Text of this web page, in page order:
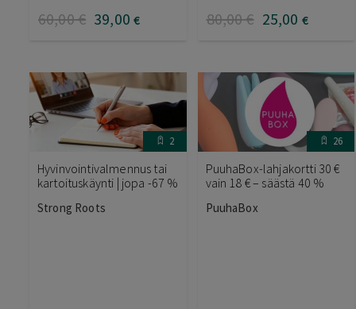
60,00€ 39,00 € 80,00€ 25,00 €
2
Hyvinvointivalmennus tai
kartoituskäynti | jopa -67 %
Strong Roots
26
PuuhaBox-lahjakortti 30 €
vain 18 € – säästä 40 %
PuuhaBox